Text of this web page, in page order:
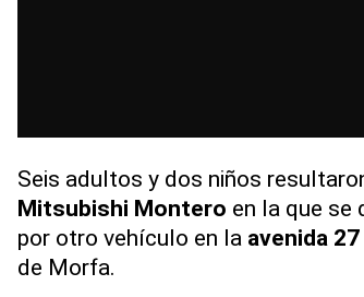
Seis adultos y dos niños
Mitsubishi Montero en la que se
por otro vehículo en la avenida
de Morfa.